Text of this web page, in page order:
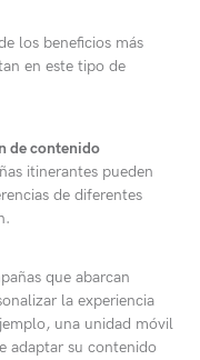
los beneficios más
en este tipo de
de contenido
itinerantes pueden
de diferentes
que abarcan
la experiencia
una unidad móvil
adaptar su contenido